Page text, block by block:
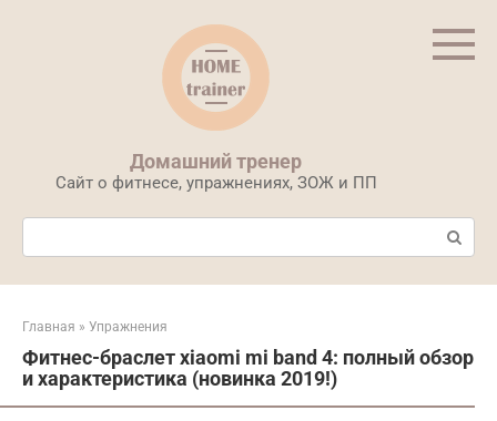
Домашний тренер
Сайт о фитнесе, упражнениях, ЗОЖ и ПП
Поиск:
Главная » Упражнения
Фитнес-браслет xiaomi mi band 4: полный обзор
и характеристика (новинка 2019!)